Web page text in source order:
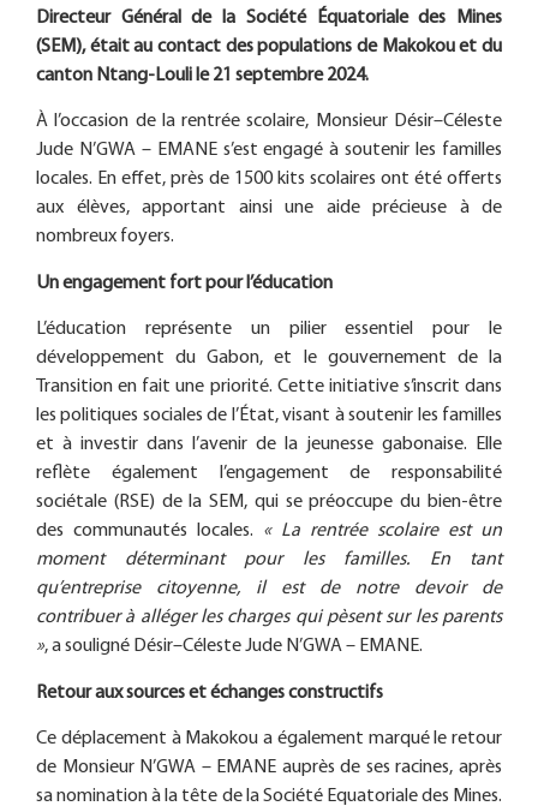
Directeur Général de la Société Équatoriale des Mines
(SEM), était au contact des populations de Makokou et du
canton Ntang-Louli le 21 septembre 2024.
À l’occasion de la rentrée scolaire, Monsieur Désir–Céleste
Jude N’GWA – EMANE s’est engagé à soutenir les familles
locales. En effet, près de 1500 kits scolaires ont été offerts
aux élèves, apportant ainsi une aide précieuse à de
nombreux foyers.
Un engagement fort pour l’éducation
L’éducation représente un pilier essentiel pour le
développement du Gabon, et le gouvernement de la
Transition en fait une priorité. Cette initiative s’inscrit dans
les politiques sociales de l’État, visant à soutenir les familles
et à investir dans l’avenir de la jeunesse gabonaise. Elle
reflète également l’engagement de responsabilité
sociétale (RSE) de la SEM, qui se préoccupe du bien-être
des communautés locales. « La rentrée scolaire est un
moment déterminant pour les familles. En tant
qu’entreprise citoyenne, il est de notre devoir de
contribuer à alléger les charges qui pèsent sur les parents
», a souligné Désir–Céleste Jude N’GWA – EMANE.
Retour aux sources et échanges constructifs
Ce déplacement à Makokou a également marqué le retour
de Monsieur N’GWA – EMANE auprès de ses racines, après
sa nomination à la tête de la Société Equatoriale des Mines.